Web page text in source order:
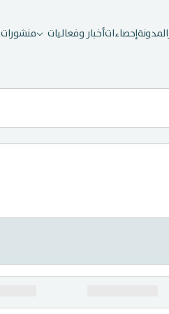
المدونةإحصاءاتأخبار وفعاليات منشورات